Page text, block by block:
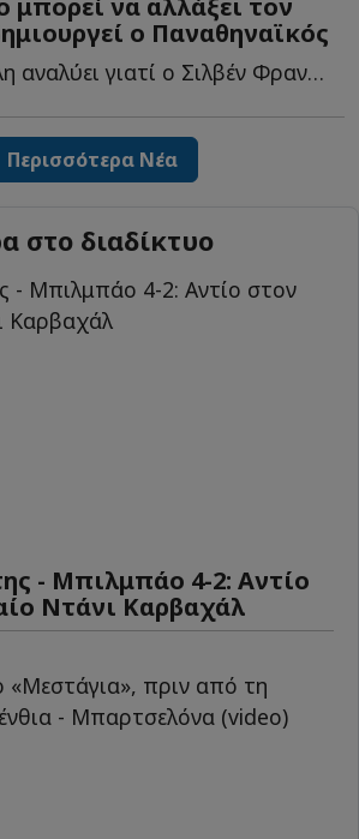
να αλλάξει τον
ο Παναθηναϊκός
Η Δώρα Παντέλη αναλύει γιατί ο Σιλβέν Φρανσίσκο μπορεί ν...
Περισσότερα Νέα
στο διαδίκτυο
- Μπιλμπάο 4-2: Αντίο
Ντάνι Καρβαχάλ